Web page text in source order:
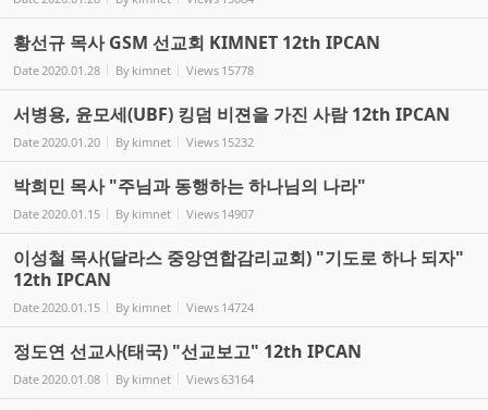
황선규 목사 GSM 선교회 KIMNET 12th IPCAN
Date2020.01.28 By kimnet Views 15778
서병용, 윤모세(UBF) 킹덤 비젼을 가진 사람 12th IPCAN
Date2020.01.20 By kimnet Views 15232
박희민 목사 "주님과 동행하는 하나님의 나라"
Date2020.01.15 By kimnet Views 14907
이성철 목사(달라스 중앙연합감리교회) "기도로 하나 되자"
12th IPCAN
Date2020.01.15 By kimnet Views 14724
정도연 선교사(태국) "선교보고" 12th IPCAN
Date2020.01.08 By kimnet Views63164